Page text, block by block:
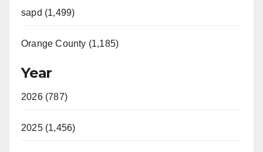
sapd (1,499)
Orange County (1,185)
Year
2026 (787)
2025 (1,456)